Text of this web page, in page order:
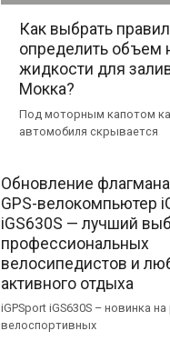
Как выбрать
определить объем
жидкости для
Мокка?
Под моторным капотом
автомобиля скрывается
Обновление
GPS-велокомпьютер
iGS630S — лучший
профессиональных
велосипедистов и
активного отдыха
iGPSport iGS630S – новинка
велоспортивных